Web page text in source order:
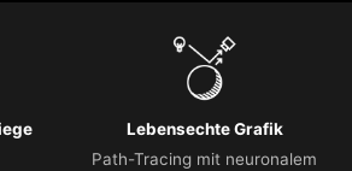
Lebensechte Grafik
Path-Tracing mit neuronalem